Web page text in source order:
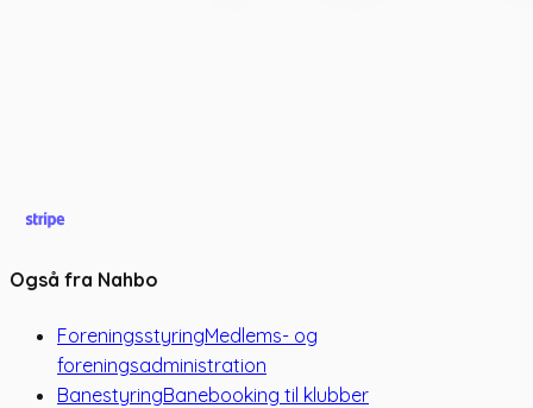
Også fra Nahbo
ForeningsstyringMedlems- og
foreningsadministration
BanestyringBanebooking til klubber